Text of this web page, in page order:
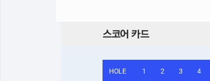
스코어 카드
HOLE 1 2 3 4